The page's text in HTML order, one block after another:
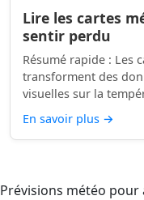
Lire les cartes
sentir perdu
Résumé rapide : Les cartes météorologiques
transforment des
visuelles sur la
En savoir plus →
Prévisions météo